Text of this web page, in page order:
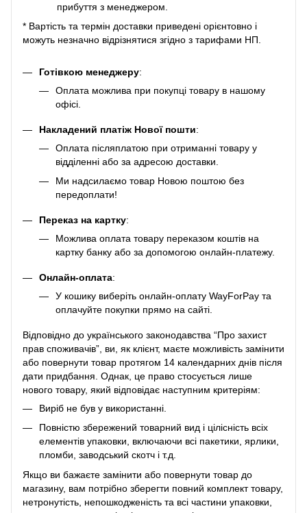
прибуття з менеджером.
* Вартість та термін доставки приведені орієнтовно і
можуть незначно відрізнятися згідно з тарифами НП.
Готівкою менеджеру:
Оплата можлива при покупці товару в нашому
офісі.
Накладений платіж Нової пошти:
Оплата післяплатою при отриманні товару у
відділенні або за адресою доставки.
Ми надсилаємо товар Новою поштою без
передоплати!
Переказ на картку:
Можлива оплата товару переказом коштів на
картку банку або за допомогою онлайн-платежу.
Онлайн-оплата:
У кошику виберіть онлайн-оплату WayForPay та
оплачуйте покупки прямо на сайті.
Відповідно до українського законодавства “Про захист
прав споживачів”, ви, як клієнт, маєте можливість замінити
або повернути товар протягом 14 календарних днів після
дати придбання. Однак, це право стосується лише
нового товару, який відповідає наступним критеріям:
Виріб не був у використанні.
Повністю збережений товарний вид і цілісність всіх
елементів упаковки, включаючи всі пакетики, ярлики,
пломби, заводський скотч і т.д.
Якщо ви бажаєте замінити або повернути товар до
магазину, вам потрібно зберегти повний комплект товару,
нетронутість, непошкодженість та всі частини упаковки,